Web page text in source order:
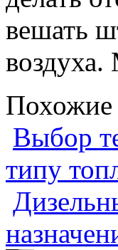
вешать
воздуха.
Похожие
Выбор
типу